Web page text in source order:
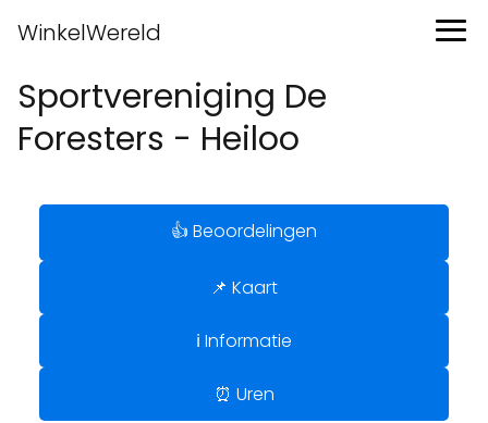
WinkelWereld
Sportvereniging De
Foresters - Heiloo
👍 Beoordelingen
📌 Kaart
ℹ️ Informatie
⏰ Uren